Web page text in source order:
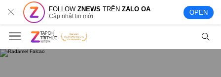
FOLLOWZNEWS TRÊNZALO OA
Cập nhật tin mới OPEN